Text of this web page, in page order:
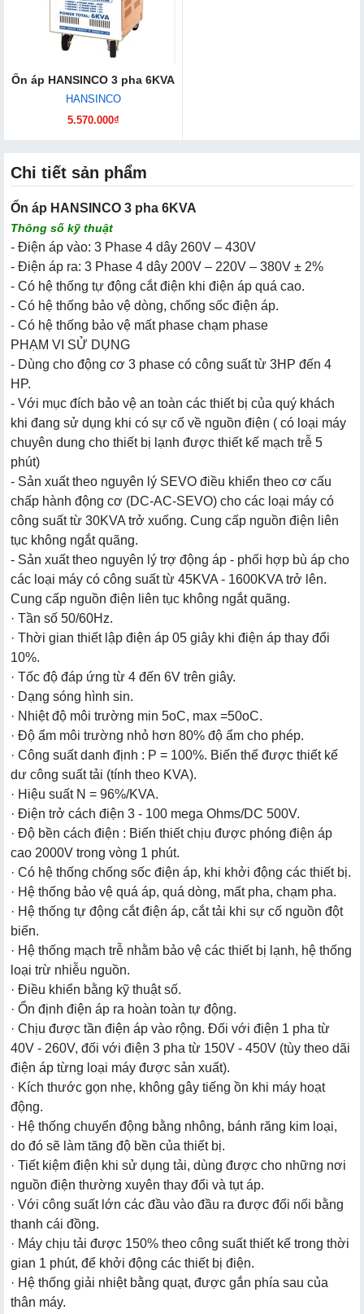
Ổn áp HANSINCO 3 pha 6KVA
HANSINCO
5.570.000₫
Chi tiết sản phẩm
Ổn áp HANSINCO 3 pha 6KVA
Thông số kỹ thuật
- Điện áp vào: 3 Phase 4 dây 260V – 430V
- Điện áp ra: 3 Phase 4 dây 200V – 220V – 380V ± 2%
- Có hệ thống tự động cắt điện khi điện áp quá cao.
- Có hệ thống bảo vệ dòng, chống sốc điện áp.
- Có hệ thống bảo vệ mất phase chạm phase
PHẠM VI SỬ DỤNG
- Dùng cho động cơ 3 phase có công suất từ 3HP đến 4
HP.
- Với mục đích bảo vệ an toàn các thiết bị của quý khách
khi đang sử dụng khi có sự cố về nguồn điện ( có loại máy
chuyên dung cho thiết bị lạnh được thiết kế mạch trễ 5
phút)
- Sản xuất theo nguyên lý SEVO điều khiển theo cơ cấu
chấp hành động cơ (DC-AC-SEVO) cho các loại máy có
công suất từ 30KVA trở xuống. Cung cấp nguồn điện liên
tục không ngắt quãng.
- Sản xuất theo nguyên lý trợ động áp - phối hợp bù áp cho
các loại máy có công suất từ 45KVA - 1600KVA trở lên.
Cung cấp nguồn điện liên tục không ngắt quãng.
· Tần số 50/60Hz.
· Thời gian thiết lập điện áp 05 giây khi điện áp thay đổi
10%.
· Tốc độ đáp ứng từ 4 đến 6V trên giây.
· Dạng sóng hình sin.
· Nhiệt độ môi trường min 5oC, max =50oC.
· Độ ẩm môi trường nhỏ hơn 80% độ ẩm cho phép.
· Công suất danh định : P = 100%. Biến thế được thiết kế
dư công suất tải (tính theo KVA).
· Hiệu suất N = 96%/KVA.
· Điện trở cách điện 3 - 100 mega Ohms/DC 500V.
· Độ bền cách điện : Biến thiết chịu được phóng điện áp
cao 2000V trong vòng 1 phút.
· Có hệ thống chống sốc điện áp, khi khởi động các thiết bị.
· Hệ thống bảo vệ quá áp, quá dòng, mất pha, chạm pha.
· Hệ thống tự động cắt điện áp, cắt tải khi sự cố nguồn đột
biến.
· Hệ thống mạch trễ nhằm bảo vệ các thiết bị lạnh, hệ thống
loại trừ nhiễu nguồn.
· Điều khiển bằng kỹ thuật số.
· Ổn định điện áp ra hoàn toàn tự động.
· Chịu được tần điện áp vào rộng. Đối với điện 1 pha từ
40V - 260V, đối với điện 3 pha từ 150V - 450V (tùy theo dãi
điện áp từng loại máy được sản xuất).
· Kích thước gọn nhẹ, không gây tiếng ồn khi máy hoạt
động.
· Hệ thống chuyển động bằng nhông, bánh răng kim loại,
do đó sẽ làm tăng độ bền của thiết bị.
· Tiết kiệm điện khi sử dụng tải, dùng được cho những nơi
nguồn điện thường xuyên thay đổi và tụt áp.
· Với công suất lớn các đầu vào đầu ra được đối nối bằng
thanh cái đồng.
· Máy chịu tải được 150% theo công suất thiết kế trong thời
gian 1 phút, để khởi động các thiết bị điện.
· Hệ thống giải nhiệt bằng quạt, được gắn phía sau của
thân máy.